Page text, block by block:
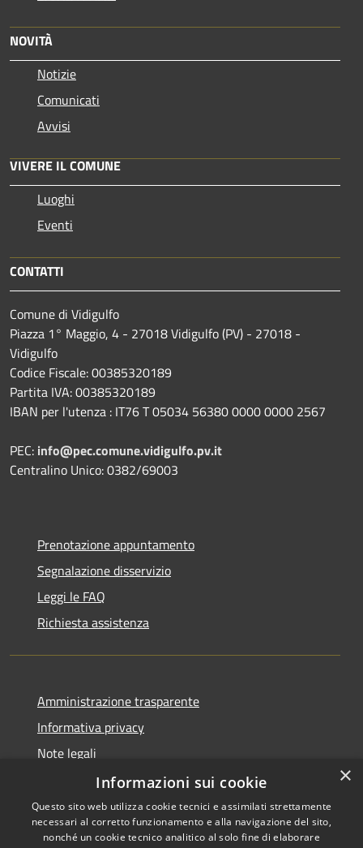
NOVITÀ
Notizie
Comunicati
Avvisi
VIVERE IL COMUNE
Luoghi
Eventi
CONTATTI
Comune di Vidigulfo
Piazza 1° Maggio, 4 - 27018 Vidigulfo (PV) - 27018 -
Vidigulfo
Codice Fiscale: 00385320189
Partita IVA: 00385320189
IBAN per l'utenza : IT76 T 05034 56380 0000 0000 2567
PEC: info@pec.comune.vidigulfo.pv.it
Centralino Unico: 0382/69003
Prenotazione appuntamento
Segnalazione disservizio
Leggi le FAQ
Richiesta assistenza
Amministrazione trasparente
Informativa privacy
Note legali
Dichiarazione di accessibilità
×
Informazioni sui cookie
Questo sito web utilizza cookie tecnici e assimilati strettamente
necessari al corretto funzionamento e alla navigazione del sito,
nonché un cookie tecnico analitico al solo fine di elaborare